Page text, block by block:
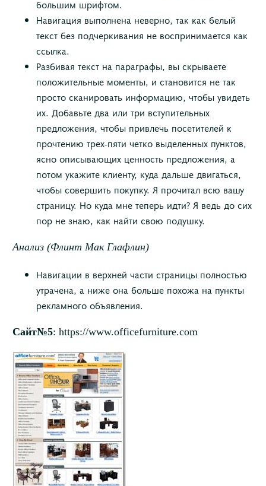
большим шрифтом.
Навигация выполнена неверно, так как белый
текст без подчеркивания не воспринимается как
ссылка.
Разбивая текст на параграфы, вы скрываете
положительные моменты, и становится не так
просто сканировать информацию, чтобы увидеть
их. Добавьте два или три вступительных
предложения, чтобы привлечь посетителей к
прочтению трех-пяти четко выделенных пунктов,
ясно описывающих ценность предложения, а
потом укажите клиенту, куда дальше двигаться,
чтобы совершить покупку. Я прочитал всю вашу
страницу. Но куда мне теперь идти? Я ведь до сих
пор не знаю, как найти свою подушку.
Анализ (Флинт Мак Глафлин)
Навигации в верхней части страницы полностью
утрачена, а ниже она больше похожа на пункты
рекламного объявления.
Сайт№5: https://www.officefurniture.com